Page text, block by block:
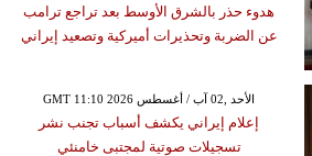
هدوء حذر بالشرق الأوسط بعد تراجع ترامب
عن الضربة وتحذيرات أميركية وتصعيد إيراني
GMT 11:10 2026 الأحد ,02 آب / أغسطس
إعلام إيراني يكشف أسباب تجنب نشر
تسجيلات صوتية لمجتبى خامنئي